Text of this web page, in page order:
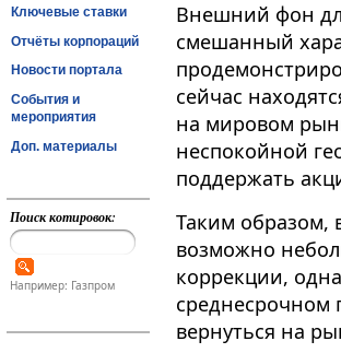
Ключевые ставки
Отчёты корпораций
Новости портала
События и
мероприятия
Доп. материалы
Поиск котировок:
Например: Газпром
Внешний фон
смешанный
сейчас
на мировом
неспокойной
поддержать
Таким образом,
возможно
коррекции,
среднесрочном
вернуться на